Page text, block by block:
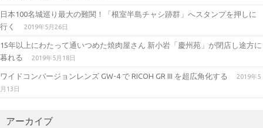
日本100名城巡り最大の難関！「根室半島チャシ跡群」へスタンプを押しに
行く
2019年5月26日
15年以上にわたって通いつめた焼肉屋さん 新小岩「慶州苑」が閉店し途方に
暮れる
2019年5月18日
ワイドコンバージョンレンズ GW-4 で RICOH GR III を超広角化する
2019年5
月13日
アーカイブ